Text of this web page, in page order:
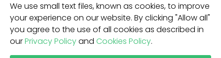
We use small text files, known as cookies, to improve
your experience on our website. By clicking "Allow all"
you agree to the use of all cookies as described in
ourPrivacy Policyand Cookies Policy.